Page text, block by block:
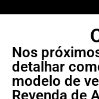
Nos
detalhar
modelo de
Revenda de